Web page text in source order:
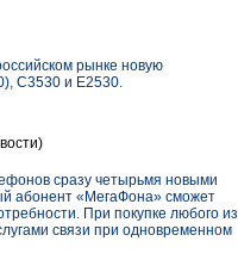
рынке новую
С3530 и Е2530.
сразу четырьмя новыми
абонент «МегаФона» сможет
При покупке любого из
связи при одновременном